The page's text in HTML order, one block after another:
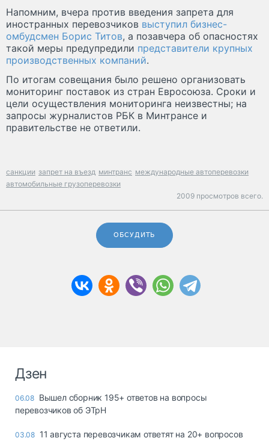
Напомним, вчера против введения запрета для
иностранных перевозчиков выступил бизнес-
омбудсмен Борис Титов, а позавчера об опасностях
такой меры предупредили представители крупных
производственных компаний.
По итогам совещания было решено организовать
мониторинг поставок из стран Евросоюза. Сроки и
цели осуществления мониторинга неизвестны; на
запросы журналистов РБК в Минтрансе и
правительстве не ответили.
санкции запрет на въезд минтранс международные автоперевозки
автомобильные грузоперевозки
2009 просмотров всего.
ОБСУДИТЬ
Дзен
06.08 Вышел сборник 195+ ответов на вопросы
перевозчиков об ЭТрН
03.08 11 августа перевозчикам ответят на 20+ вопросов